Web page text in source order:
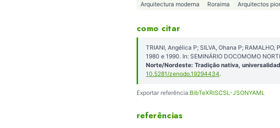
Arquitectura moderna Roraima Arquitectos
como citar
TRIANI, Angélica P; SILVA, Ohana P;
1980 e 1990. In: SEMINÁRIO DOCOMOMO
Norte/Nordeste: Tradição nativa,
10.5281/zenodo.19294434.
Exportar referência:BibTeXRISCSL-JSONYAML
referências